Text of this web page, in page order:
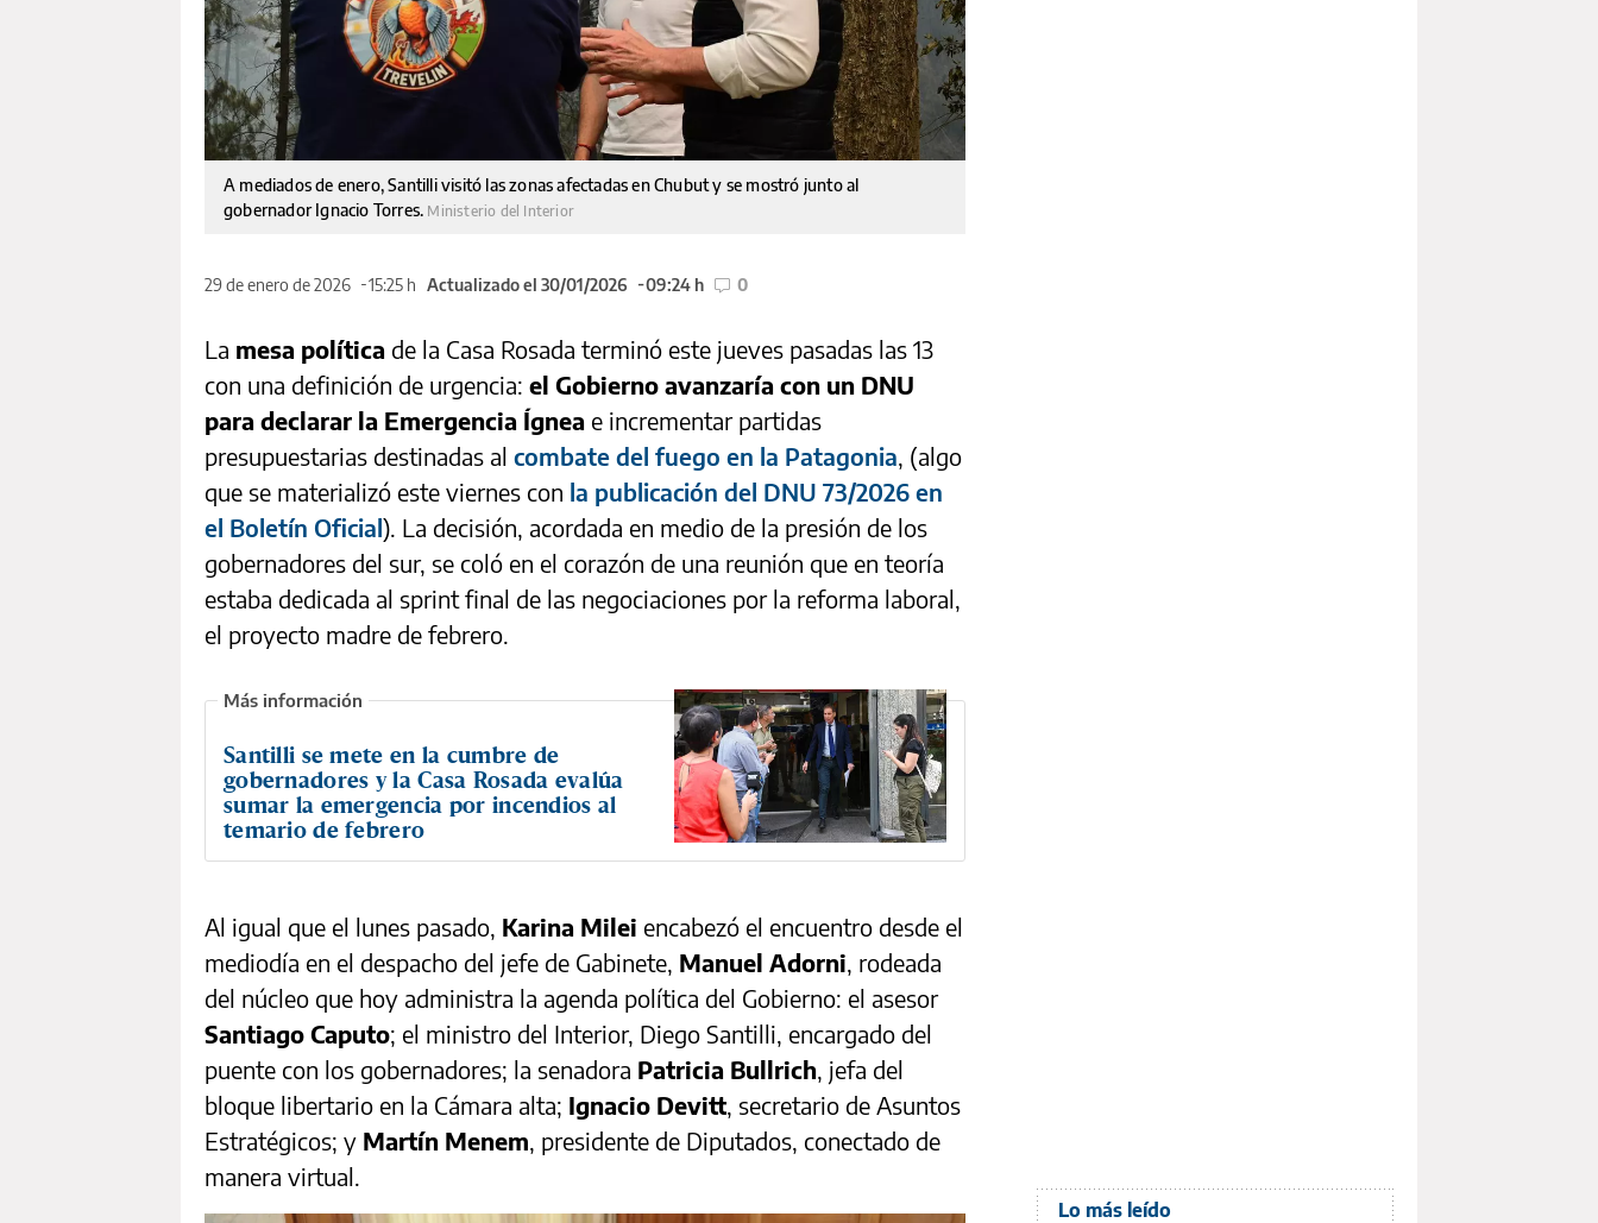
A mediados de enero, Santilli visitó las zonas afectadas en Chubut y se mostró junto al
gobernador Ignacio Torres. Ministerio del Interior
29 de enero de 2026 15:25 h Actualizado el 30/01/2026 09:24 h 0
La mesa política de la Casa Rosada terminó este jueves pasadas las 13
con una definición de urgencia: el Gobierno avanzaría con un DNU
para declarar la Emergencia Ígnea e incrementar partidas
presupuestarias destinadas al combate del fuego en la Patagonia, (algo
que se materializó este viernes con la publicación del DNU 73/2026 en
el Boletín Oficial). La decisión, acordada en medio de la presión de los
gobernadores del sur, se coló en el corazón de una reunión que en teoría
estaba dedicada al sprint final de las negociaciones por la reforma laboral,
el proyecto madre de febrero.
Santilli se mete en la cumbre de
gobernadores y la Casa Rosada evalúa
sumar la emergencia por incendios al
temario de febrero
Al igual que el lunes pasado, Karina Milei encabezó el encuentro desde el
mediodía en el despacho del jefe de Gabinete, Manuel Adorni, rodeada
del núcleo que hoy administra la agenda política del Gobierno: el asesor
Santiago Caputo; el ministro del Interior, Diego Santilli, encargado del
puente con los gobernadores; la senadora Patricia Bullrich, jefa del
bloque libertario en la Cámara alta; Ignacio Devitt, secretario de Asuntos
Estratégicos; y Martín Menem, presidente de Diputados, conectado de
manera virtual.
Lo más leído